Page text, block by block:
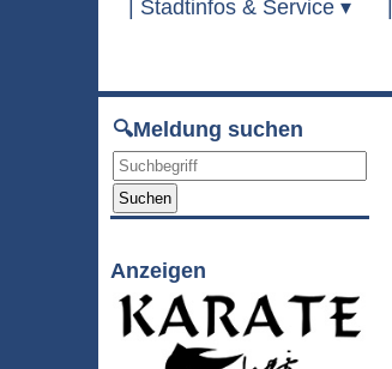
Stadtinfos & Service ▾
🔍Meldung suchen
Suchen
Anzeigen